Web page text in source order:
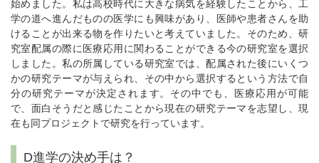
始めました。私は高校時代に大きな病気を経験したことから、工
学の道へ進んだものの医学にも興味があり、医師や患者さんを助
けることが出来る物を作りたいと考えていました。そのため、研
究室配属の際に医療応用に関わることができる今の研究室を選択
しました。私の所属している研究室では、配属された後にいくつ
かの研究テーマが与えられ、その中から選択するという方法で自
分の研究テーマが決定されます。その中でも、医療応用が可能
で、面白そうだと感じたことから現在の研究テーマを志望し、現
在も同プロジェクトで研究を行っています。
D進学の決め手は？